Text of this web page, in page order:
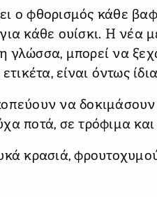
ο φθορισμός κάθε
κάθε ουίσκι. Η νέα
γλώσσα, μπορεί να
είναι όντως
να
ποτά, σε τρόφιμα
κρασιά,